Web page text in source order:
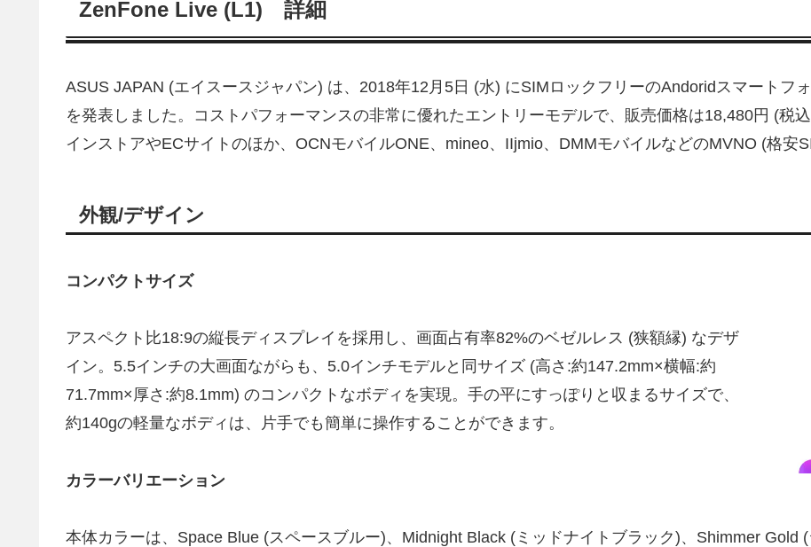
ZenFone Live (L1) 詳細
ASUS JAPAN (エイスースジャパン) は、2018年12月5日 (水) にSIMロックフリーのAndoridスマートフ
を発表しました。コストパフォーマンスの非常に優れたエントリーモデルで、販売価格は18,480円 (税
インストアやECサイトのほか、OCNモバイルONE、mineo、IIjmio、DMMモバイルなどのMVNO (格安
外観/デザイン
コンパクトサイズ
アスペクト比18:9の縦長ディスプレイを採用し、画面占有率82%のベゼルレス (狭額縁) なデザ
イン。5.5インチの大画面ながらも、5.0インチモデルと同サイズ (高さ:約147.2mm×横幅:約
71.7mm×厚さ:約8.1mm) のコンパクトなボディを実現。手の平にすっぽりと収まるサイズで、
約140gの軽量なボディは、片手でも簡単に操作することができます。
カラーバリエーション
本体カラーは、Space Blue (スペースブルー)、Midnight Black (ミッドナイトブラック)、Shimmer Gold